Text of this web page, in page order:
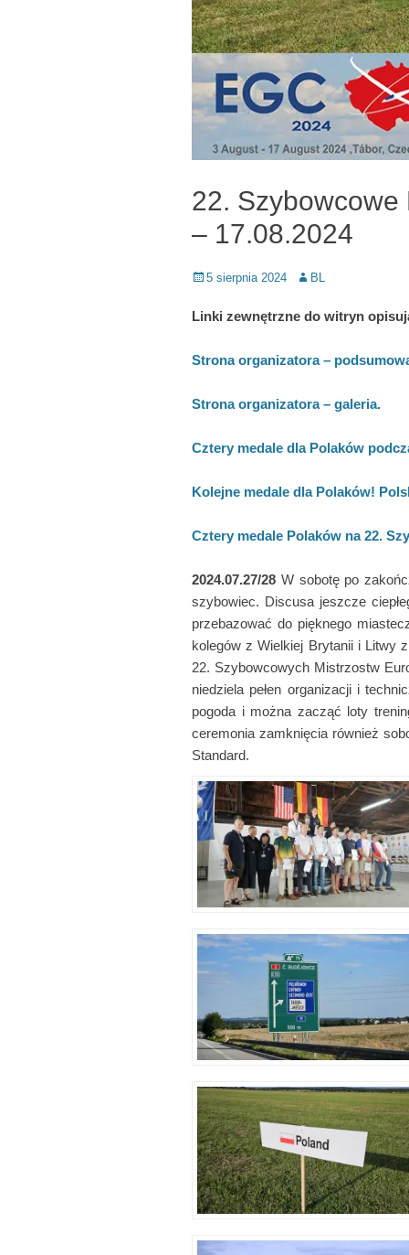
22. Szybowcowe
– 17.08.2024
Posted
5 sierpnia 2024 Author
BL
Linki zewnętrzne do witryn
Strona organizatora –
Strona organizatora – galeria.
Cztery medale dla Polaków
Kolejne medale dla Polaków!
Cztery medale Polaków na 22.
2024.07.27/28 W sobotę po
szybowiec. Discusa jeszcze
przebazować do pięknego
kolegów z Wielkiej Brytanii i Litwy
22. Szybowcowych Mistrzostw
niedziela pełen organizacji i
pogoda i można zacząć loty
ceremonia zamknięcia również
Standard.